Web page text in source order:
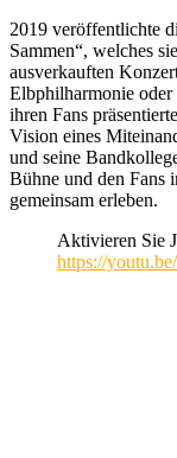
2019 veröffentlichte
Sammen“, welches
ausverkauften
Elbphilharmonie
ihren Fans
Vision eines
und seine
Bühne und den Fans
gemeinsam erleben.
Aktivieren Sie
https://